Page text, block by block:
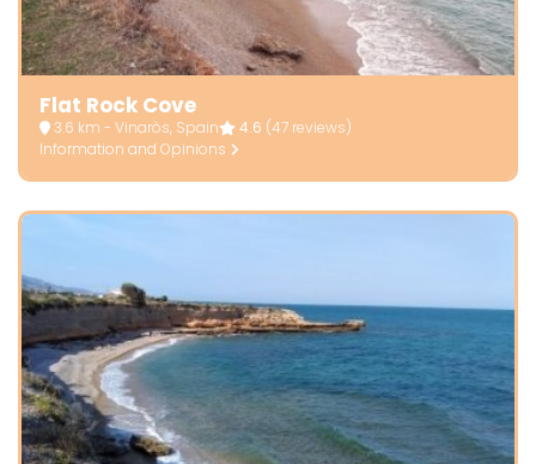
Flat Rock Cove
3.6 km - Vinaròs, Spain 4.6 (47 reviews)
Information and Opinions